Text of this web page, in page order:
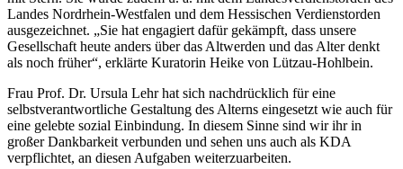
Landes Nordrhein-Westfalen und dem Hessischen Verdienstorden
ausgezeichnet. „Sie hat engagiert dafür gekämpft, dass unsere
Gesellschaft heute anders über das Altwerden und das Alter denkt
als noch früher“, erklärte Kuratorin Heike von Lützau-Hohlbein.
Frau Prof. Dr. Ursula Lehr hat sich nachdrücklich für eine
selbstverantwortliche Gestaltung des Alterns eingesetzt wie auch für
eine gelebte sozial Einbindung. In diesem Sinne sind wir ihr in
großer Dankbarkeit verbunden und sehen uns auch als KDA
verpflichtet, an diesen Aufgaben weiterzuarbeiten.